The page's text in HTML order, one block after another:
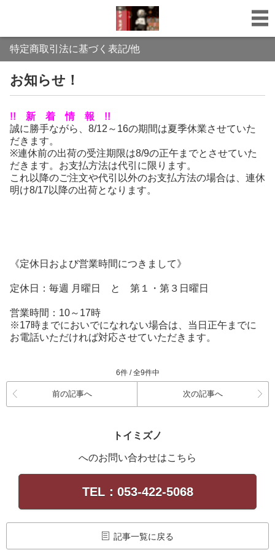
特定商取引法に基づく表記/他
お知らせ！
!! 新 着 情 報 !!
誠に勝手ながら、8/12～16の期間は夏季休業させていた
だきます。
※連休前の出荷の受注期限は8/9の正午までとさせていた
だきます。お支払方法は代引に限ります。
これ以降のご注文や代引以外のお支払方法の場合は、連休
明け8/17以降の出荷となります。
《定休日および営業時間につきまして》
定休日：毎週 月曜日 と 第１・第３日曜日
営業時間：10～17時
※17時までにおいでになれない場合は、当日正午までに
お電話いただければ対応させていただきます。
6件 / 全9件中
前の記事へ 次の記事へ
トイミズノ
へのお問い合わせはこちら
TEL：053-422-5068
記事一覧に戻る